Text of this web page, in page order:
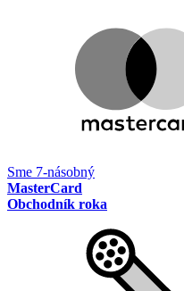
Sme 7-násobný
MasterCard
Obchodník roka